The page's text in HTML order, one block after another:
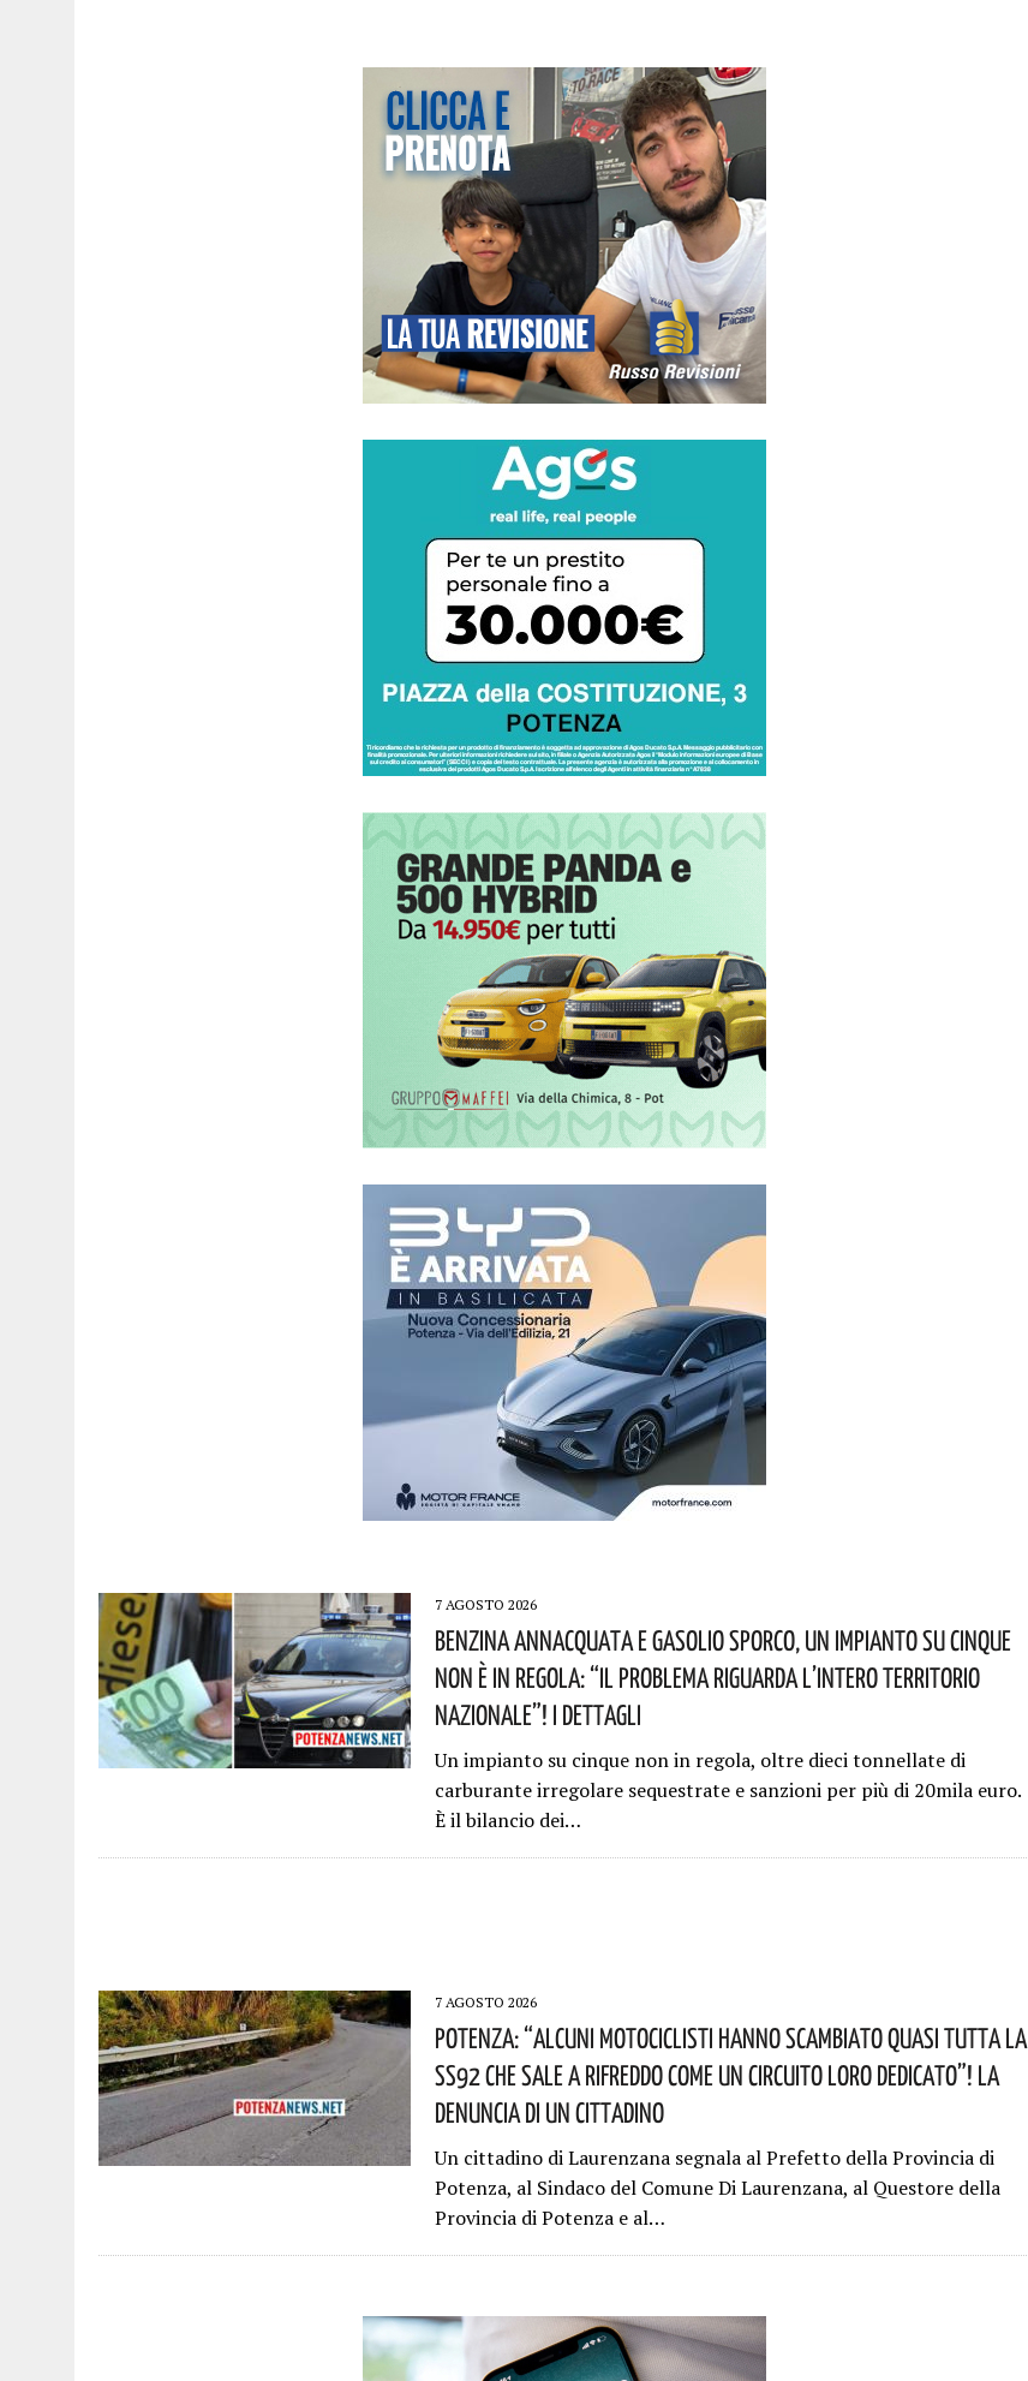
7 AGOSTO 2026
Benzina Annacquata E Gasolio Sporco, Un Impianto Su Cinque
Non È In Regola: “il Problema Riguarda L’intero Territorio
Nazionale”! I Dettagli
Un impianto su cinque non in regola, oltre dieci tonnellate di
carburante irregolare sequestrate e sanzioni per più di 20mila euro.
È il bilancio dei…
7 AGOSTO 2026
Potenza: “alcuni Motociclisti Hanno Scambiato Quasi Tutta La
SS92 Che Sale A Rifreddo Come Un Circuito Loro Dedicato”! La
Denuncia Di Un Cittadino
Un cittadino di Laurenzana segnala al Prefetto della Provincia di
Potenza, al Sindaco del Comune Di Laurenzana, al Questore della
Provincia di Potenza e al…